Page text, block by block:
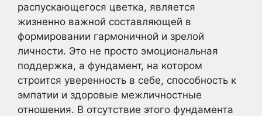
распускающегося цветка, является
жизненно важной составляющей в
формировании гармоничной и зрелой
личности. Это не просто эмоциональная
поддержка, а фундамент, на котором
строится уверенность в себе, способность к
эмпатии и здоровые межличностные
отношения. В отсутствие этого фундамента